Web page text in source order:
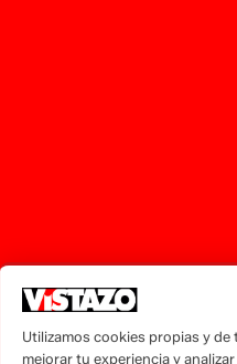
Utilizamos cookies propias y de
mejorar tu experiencia y